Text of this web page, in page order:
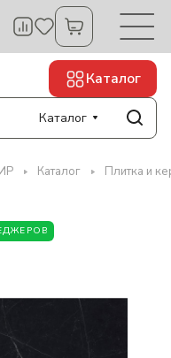
Каталог
Каталог
Каталог Плитка и